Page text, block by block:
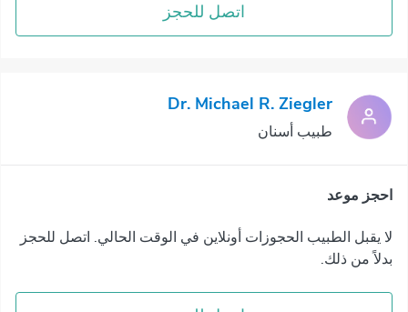
اتصل للحجز
Dr. Michael R. Ziegler
طبيب أسنان
احجز موعد
لا يقبل الطبيب الحجوزات أونلاين في الوقت الحالي. اتصل للحجز
بدلاً من ذلك.